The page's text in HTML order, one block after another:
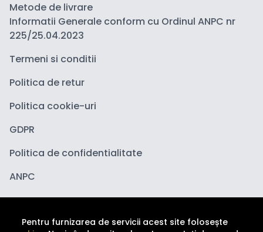
Metode de livrare
Informatii Generale conform cu Ordinul ANPC nr
225/25.04.2023
Termeni si conditii
Politica de retur
Politica cookie-uri
GDPR
Politica de confidentialitate
ANPC
Pentru furnizarea de servicii acest site folosește